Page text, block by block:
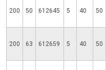
200 50 612645 5 40 50
200 63 612659 5 40 50